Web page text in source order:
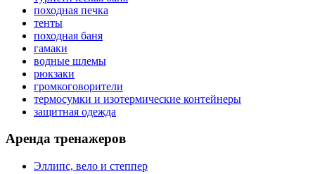
походная печка
тенты
походная баня
гамаки
водные шлемы
рюкзаки
громкоговорители
термосумки и изотермические контейнеры
защитная одежда
Аренда тренажеров
Эллипс, вело и степпер